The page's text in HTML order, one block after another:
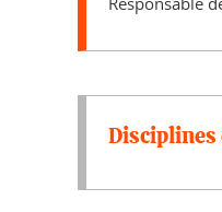
Disciplines